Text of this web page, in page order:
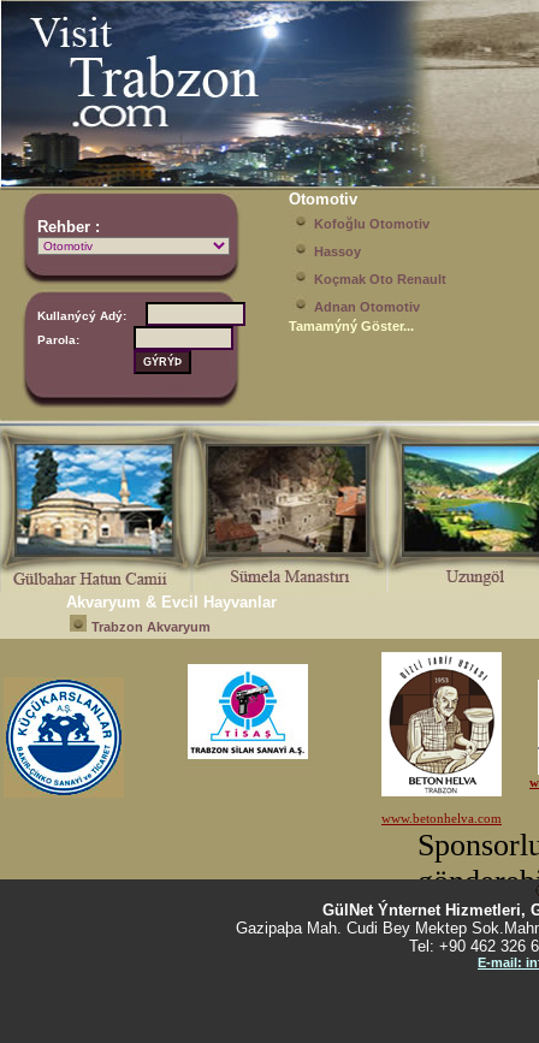
Rehber :
Otomotiv
Kofoğlu Otomotiv
Hassoy
Koçmak Oto Renault
Adnan Otomotiv
Tamamýný Göster...
Kullanýcý Adý:
Parola:
Akvaryum & Evcil Hayvanlar
Trabzon Akvaryum
GülNet Ýnternet Hizmetleri,
Gazipaþa Mah. Cudi Bey Mektep
Tel: +90 462 326
E-mail: